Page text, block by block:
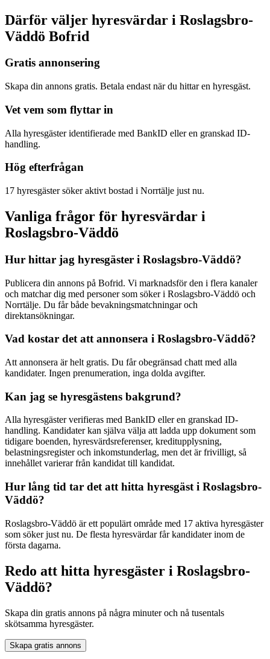
Därför väljer hyresvärdar i Roslagsbro-
Väddö Bofrid
Gratis annonsering
Skapa din annons gratis. Betala endast när du hittar en hyresgäst.
Vet vem som flyttar in
Alla hyresgäster identifierade med BankID eller en granskad ID-
handling.
Hög efterfrågan
17 hyresgäster söker aktivt bostad i Norrtälje just nu.
Vanliga frågor för hyresvärdar i
Roslagsbro-Väddö
Hur hittar jag hyresgäster i Roslagsbro-Väddö?
Publicera din annons på Bofrid. Vi marknadsför den i flera kanaler
och matchar dig med personer som söker i Roslagsbro-Väddö och
Norrtälje. Du får både bevakningsmatchningar och
direktansökningar.
Vad kostar det att annonsera i Roslagsbro-Väddö?
Att annonsera är helt gratis. Du får obegränsad chatt med alla
kandidater. Ingen prenumeration, inga dolda avgifter.
Kan jag se hyresgästens bakgrund?
Alla hyresgäster verifieras med BankID eller en granskad ID-
handling. Kandidater kan själva välja att ladda upp dokument som
tidigare boenden, hyresvärdsreferenser, kreditupplysning,
belastningsregister och inkomstunderlag, men det är frivilligt, så
innehållet varierar från kandidat till kandidat.
Hur lång tid tar det att hitta hyresgäst i Roslagsbro-
Väddö?
Roslagsbro-Väddö är ett populärt område med 17 aktiva hyresgäster
som söker just nu. De flesta hyresvärdar får kandidater inom de
första dagarna.
Redo att hitta hyresgäster i Roslagsbro-
Väddö?
Skapa din gratis annons på några minuter och nå tusentals
skötsamma hyresgäster.
Skapa gratis annons